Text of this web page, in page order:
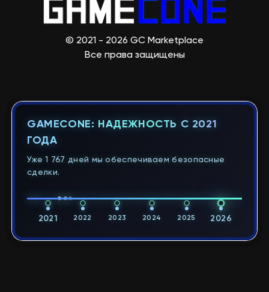
© 2021 - 2026 GC Marketplace
Все права защищены
GAMECONE: НАДЕЖНОСТЬ С 2021
ГОДА
Уже 1 767 дней мы обеспечиваем безопасные
сделки.
2021 2022 2023 2024 2025 2026